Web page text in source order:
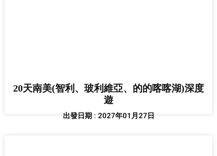
20天南美(智利、玻利維亞、的的喀喀湖)深度
遊
出發日期 : 2027年01月27日